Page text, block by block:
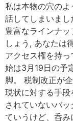
私は本物の穴の
話してしまいまし
豊富なラインナ
しょう, あなたは
アクセス権を持
始は3月19日の予
脚。 税制改正が
現状に対する手
されていないバ
ていうけど、呑